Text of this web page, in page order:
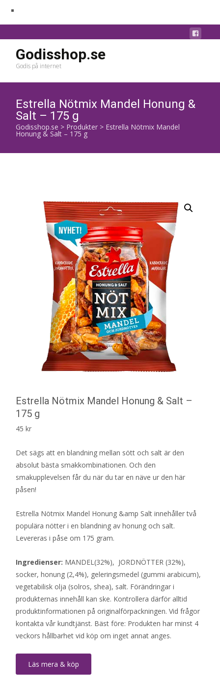
Godisshop.se
Godis på internet
Estrella Nötmix Mandel Honung &
Salt – 175 g
Godisshop.se > Produkter > Estrella Nötmix Mandel
Honung & Salt – 175 g
Estrella Nötmix Mandel Honung & Salt –
175 g
45 kr
Det sägs att en blandning mellan sött och salt är den
absolut bästa smakkombinationen. Och den
smakupplevelsen får du när du tar en näve ur den här
påsen!
Estrella Nötmix Mandel Honung &amp Salt innehåller två
populära nötter i en blandning av honung och salt.
Levereras i påse om 175 gram.
Ingredienser: MANDEL(32%), JORDNÖTTER (32%),
socker, honung (2,4%), geleringsmedel (gummi arabicum),
vegetabilisk olja (solros, shea), salt. Förändringar i
produkternas innehåll kan ske. Kontrollera därför alltid
produktinformationen på originalförpackningen. Vid frågor
kontakta vår kundtjänst. Bäst före: Produkten har minst 4
veckors hållbarhet vid köp om inget annat anges.
Läs mera & köp